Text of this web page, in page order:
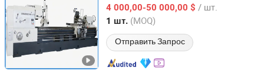
универсальныйтокарный станок
параллельный
металлический
4 000,00-50 000,00 $ / шт.
1 шт. (MOQ)
Отправить Запрос
Shandong, China с 2016